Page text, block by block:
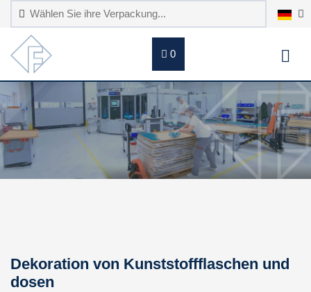
0
Dekoration von Kunststoffflaschen und
dosen